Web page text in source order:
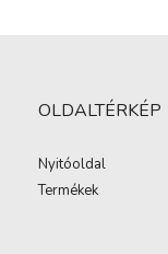
OLDALTÉRKÉP
Nyitóoldal
Termékek